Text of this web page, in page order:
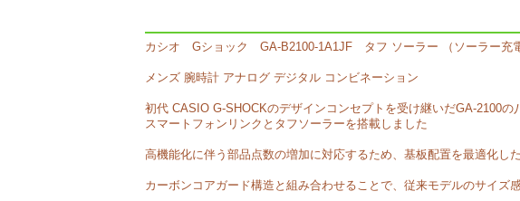
カシオ Gショック GA-B2100-1A1JF タフ ソーラー （ソーラー充
メンズ 腕時計 アナログ デジタル コンビネーション
初代 CASIO G-SHOCKのデザインコンセプトを受け継いだGA-2100の
スマートフォンリンクとタフソーラーを搭載しました
高機能化に伴う部品点数の増加に対応するため、基板配置を最適化し
カーボンコアガード構造と組み合わせることで、従来モデルのサイズ